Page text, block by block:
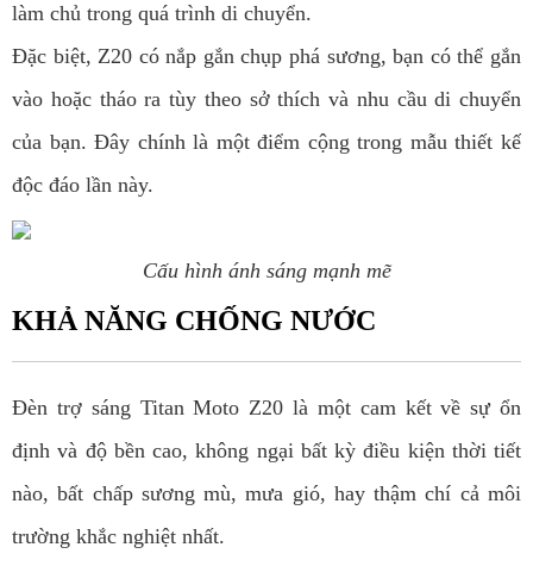
làm chủ trong quá trình di chuyển.
Đặc biệt, Z20 có nắp gắn chụp phá sương, bạn có thể gắn
vào hoặc tháo ra tùy theo sở thích và nhu cầu di chuyển
của bạn. Đây chính là một điểm cộng trong mẫu thiết kế
độc đáo lần này.
Cấu hình ánh sáng mạnh mẽ
KHẢ NĂNG CHỐNG NƯỚC
Đèn trợ sáng Titan Moto Z20 là một cam kết về sự ổn
định và độ bền cao, không ngại bất kỳ điều kiện thời tiết
nào, bất chấp sương mù, mưa gió, hay thậm chí cả môi
trường khắc nghiệt nhất.